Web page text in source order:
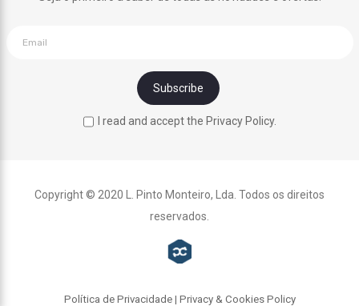
I read and accept the Privacy Policy.
Copyright © 2020 L. Pinto Monteiro, Lda. Todos os direitos
reservados.
Política de Privacidade | Privacy & Cookies Policy